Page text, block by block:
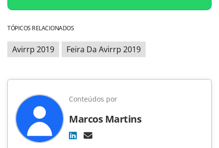
TÓPICOS RELACIONADOS
Avirrp 2019 Feira Da Avirrp 2019
Conteúdos por
Marcos Martins